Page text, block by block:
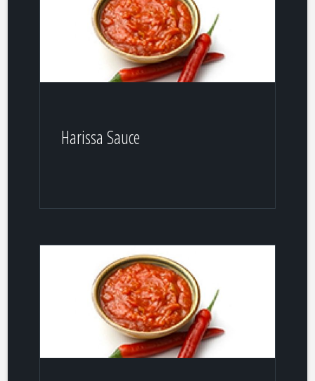
Harissa Sauce